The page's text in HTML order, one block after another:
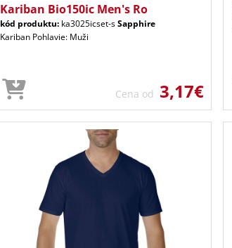
Kariban Bio150ic Men's Ro
kód produktu: ka3025icset-sSapphire
Kariban Pohlavie: Muži
Cena od 3,17€